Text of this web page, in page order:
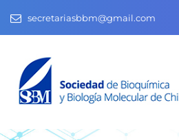
secretariasbbm@gmail.com